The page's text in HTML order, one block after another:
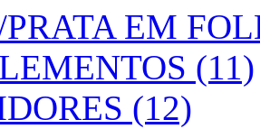
EM
(11)
(12)